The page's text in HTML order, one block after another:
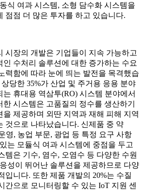
식 여과 시스템, 소형 담수화 시스템을
점점 더 많은 투자를 하고 있습니다.
시장의 개발은 기업들이 지속 가능하고
인 수처리 솔루션에 대한 증가하는 수요
력함에 따라 눈에 띄는 발전을 목격했습
당한 35%가 산업 및 주거용 응용 분야
는 휴대용 역삼투(RO) 시스템 분야에서
시스템은 고품질의 정수를 생산하기
을 제공하며 외딴 지역과 재해 피해 지역
것으로 나타났습니다. 신제품 중 약
영, 농업 부문, 광업 등 특정 요구 사항
는 모듈식 여과 시스템에 중점을 두고
템은 기수, 염수, 오염수 등 다양한 수원
성이 뛰어난 솔루션을 제공하므로 다양
입니다. 또한 제품 개발의 20%는 수질
간으로 모니터링할 수 있는 IoT 지원 센